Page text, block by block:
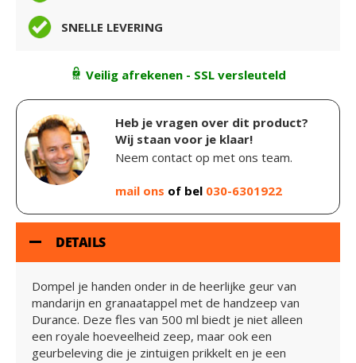
SNELLE LEVERING
Veilig afrekenen - SSL versleuteld
Heb je vragen over dit product?
Wij staan voor je klaar!
Neem contact op met ons team.
mail ons of bel 030-6301922
DETAILS
Dompel je handen onder in de heerlijke geur van
mandarijn en granaatappel met de handzeep van
Durance. Deze fles van 500 ml biedt je niet alleen
een royale hoeveelheid zeep, maar ook een
geurbeleving die je zintuigen prikkelt en je een